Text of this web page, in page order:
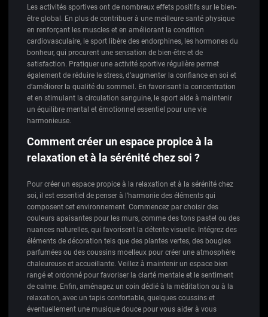
Les activités sportives ont de nombreux effets positifs sur le bien-
être global. En plus de contribuer à une meilleure santé physique
en renforçant les muscles et en améliorant la condition
cardiovasculaire, le sport libère des endorphines, les hormones du
bonheur, qui procurent une sensation de bien-être et de
satisfaction. Pratiquer une activité sportive régulière permet
également de réduire le stress, d’augmenter la confiance en soi et
d’améliorer la qualité du sommeil. En favorisant la concentration
et en stimulant la circulation sanguine, le sport aide à maintenir
un équilibre mental et émotionnel essentiel pour une vie
harmonieuse.
Comment créer un espace propice à la
relaxation et à la sérénité chez soi ?
Pour créer un espace propice à la relaxation et à la sérénité chez
soi, il est essentiel de penser à l’harmonie des éléments qui
composent cet environnement. Commencez par choisir des
couleurs apaisantes pour les murs, comme des tons pastel ou des
nuances naturelles, qui favorisent la détente visuelle. Intégrez des
éléments de décoration tels que des plantes vertes, des bougies
parfumées ou des coussins moelleux pour créer une atmosphère
chaleureuse et accueillante. Veillez à maintenir un espace bien
rangé et ordonné pour favoriser la clarté mentale et le sentiment
de calme. Enfin, aménagez un coin dédié à la méditation ou à la
relaxation, avec un tapis confortable, quelques coussins et
éventuellement une musique douce pour vous aider à vous